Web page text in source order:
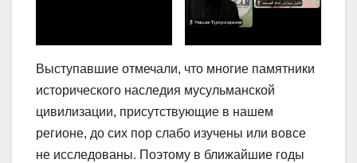
Выступавшие отмечали, что многие памятники
исторического наследия мусульманской
цивилизации, присутствующие в нашем
регионе, до сих пор слабо изучены или вовсе
не исследованы. Поэтому в ближайшие годы